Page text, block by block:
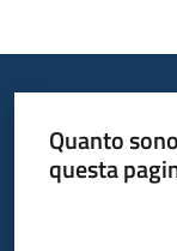
Quanto
questa